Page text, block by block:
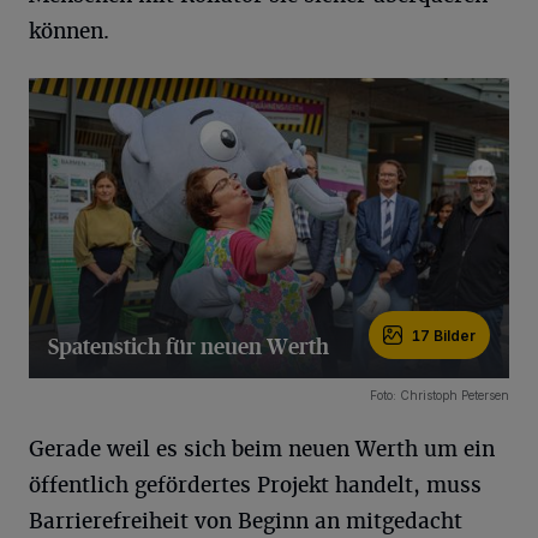
können.
Spatenstich für neuen Werth 17 Bilder
Foto: Christoph Petersen
Gerade weil es sich beim neuen Werth um ein
öffentlich gefördertes Projekt handelt, muss
Barrierefreiheit von Beginn an mitgedacht